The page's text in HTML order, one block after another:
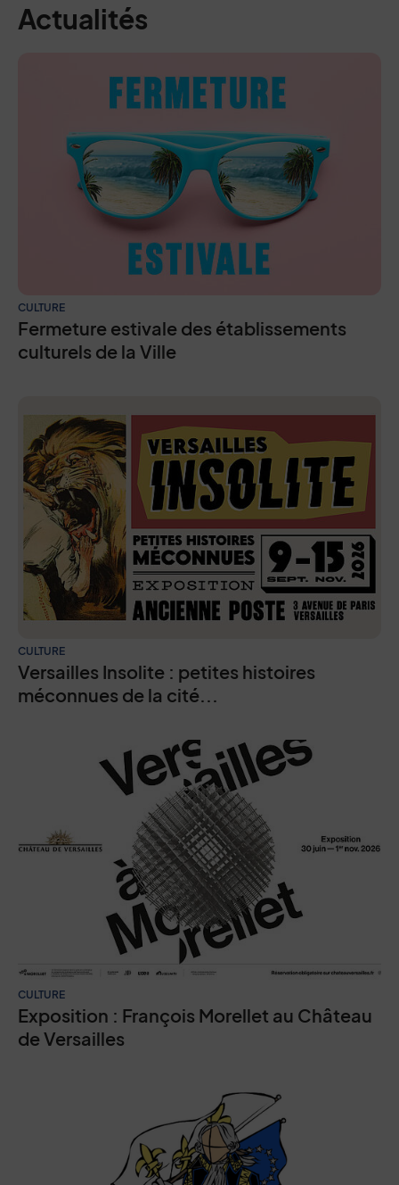
Actualités
CULTURE
Fermeture estivale des établissements
culturels de la Ville
CULTURE
Versailles Insolite : petites histoires
méconnues de la cité...
CULTURE
Exposition : François Morellet au Château
de Versailles